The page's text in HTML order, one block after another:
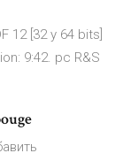
12 [32 y 64 bits]
9:42. pc R&S